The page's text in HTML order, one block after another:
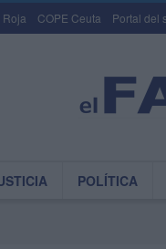
Roja COPE Ceuta Portal del
POLÍTICA